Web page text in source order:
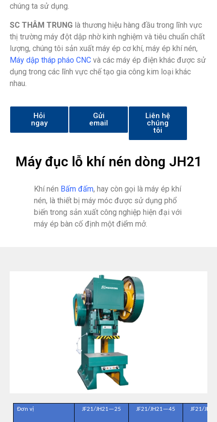
chúng ta sử dụng.
SC THÂM TRUNG là thương hiệu hàng đầu trong lĩnh vực
thị trường máy đột dập nhờ kinh nghiệm và tiêu chuẩn chất
lượng, chúng tôi sản xuất máy ép cơ khí, máy ép khí nén,
Máy dập tháp pháo CNC và các máy ép điện khác được sử
dụng trong các lĩnh vực chế tạo gia công kim loại khác
nhau.
Hỏi
ngay
Gửi
email
Liên hệ
chúng
tôi
Máy đục lỗ khí nén dòng JH21
Khí nén Bấm đấm, hay còn gọi là máy ép khí
nén, là thiết bị máy móc được sử dụng phổ
biến trong sản xuất công nghiệp hiện đại với
máy ép bàn cố định một điểm mở.
Đơn vị JF21/JH21—25 JF21/JH21—45 JF21/